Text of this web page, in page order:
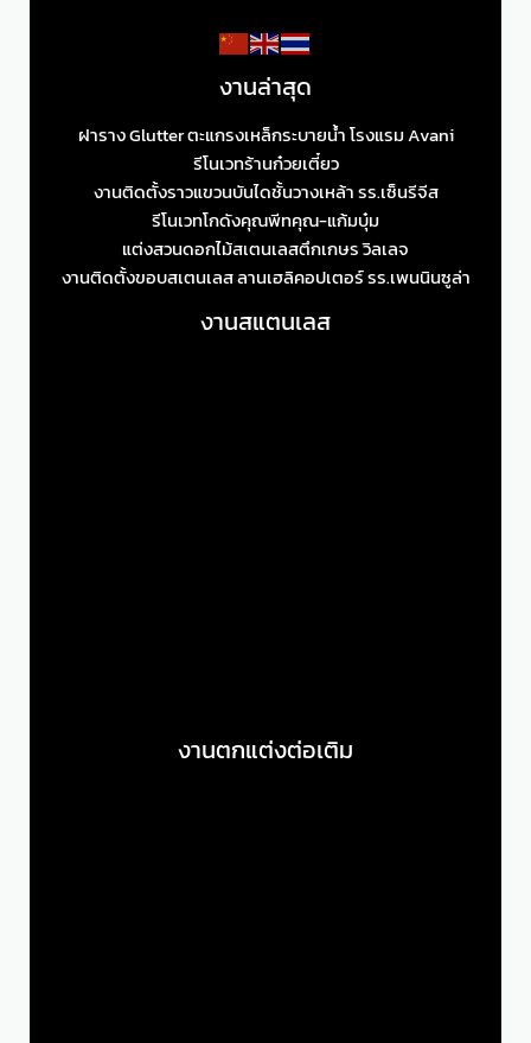
งานล่าสุด
ฝาราง Glutter ตะแกรงเหล็กระบายน้ำ โรงแรม Avani
รีโนเวทร้านก๋วยเตี๋ยว
งานติดตั้งราวแขวนบันไดชั้นวางเหล้า รร.เซ็นรีจีส
รีโนเวทโกดังคุณพีทคุณ-แก้มบุ๋ม
แต่งสวนดอกไม้สเตนเลสตึกเกษร วิลเลจ
งานติดตั้งขอบสเตนเลส ลานเฮลิคอปเตอร์ รร.เพนนินซูล่า
งานสแตนเลส
งานตกแต่งต่อเติม